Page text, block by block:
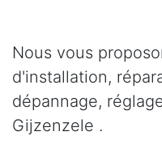
Nous vous
d'installation,
dépannage,
Gijzenzele .